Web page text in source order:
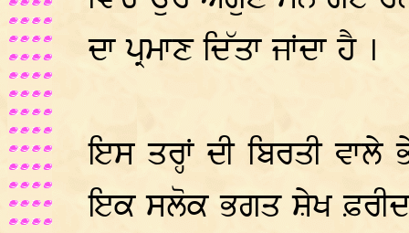
ਦਾ ਪ੍ਰਮਾਣ ਦਿੱਤਾ ਜਾਂਦਾ ਹੈ ।
ਇਸ ਤਰ੍ਹਾਂ ਦੀ ਬਿਰਤੀ
ਇਕ ਸਲੋਕ ਭਗਤ ਸ਼ੇਖ